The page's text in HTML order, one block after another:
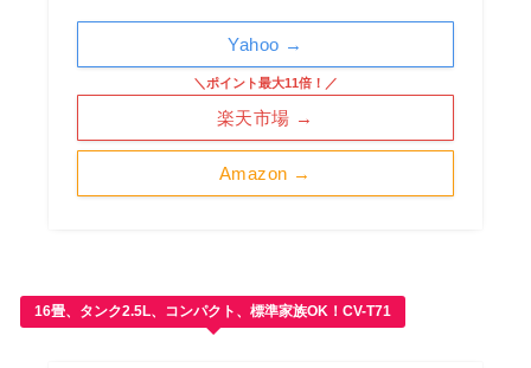
Amazon →
＼ポイント最大11倍！／
楽天市場 →
Yahoo →
16畳、タンク2.5L、コンパクト、標準家族OK！CV-T71